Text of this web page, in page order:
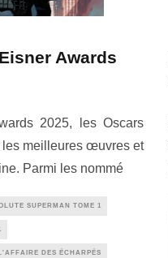
Awards
2025, les Oscars
meilleures œuvres et
Parmi les nommé
SUPERMAN TOME 1
DES ÉCHARPÉS